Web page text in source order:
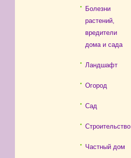
Болезни
растений,
вредители
дома и сада
Ландшафт
Огород
Сад
Строительство
Частный дом